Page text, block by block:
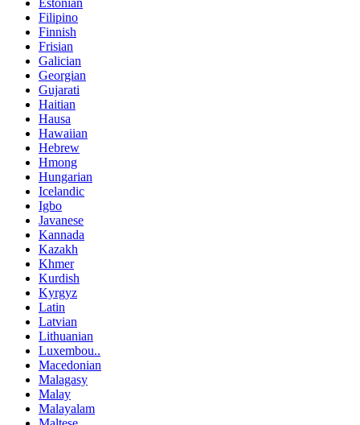
Estonian
Filipino
Finnish
Frisian
Galician
Georgian
Gujarati
Haitian
Hausa
Hawaiian
Hebrew
Hmong
Hungarian
Icelandic
Igbo
Javanese
Kannada
Kazakh
Khmer
Kurdish
Kyrgyz
Latin
Latvian
Lithuanian
Luxembou..
Macedonian
Malagasy
Malay
Malayalam